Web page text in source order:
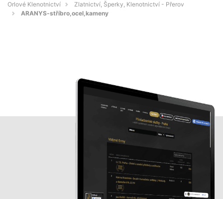
Orlové Klenotnictví
Zlatnictví, Šperky, Klenotnictví - Přerov
ARANYS-stříbro,ocel,kameny